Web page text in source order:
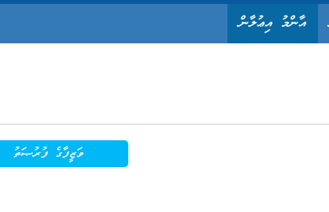
އާންމު އިޢުލާން
ވަޒީފާގެ ފުރުޞަތު